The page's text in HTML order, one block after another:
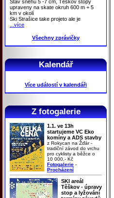
Stav sněhu 5 -7 cm, Těškov stopy
upraveny na skate okruh 600 m + 5
km v okolí
Ski Strašice take projeto ale je
...více
Všechny zprávičky
Kalendář
Více událostí v kalendáři
Z fotogalerie
1.1. ve 13h
startujeme VC Eko
komíny a ADS stavby
z Rokycan na Žďár -
tradiční závod do vrchu
pro cyklisty a běžce o
10 000,- Kč
Fotogalerie -
Procházení
SKI areál
Těškov - úpravy
stop a lyžování